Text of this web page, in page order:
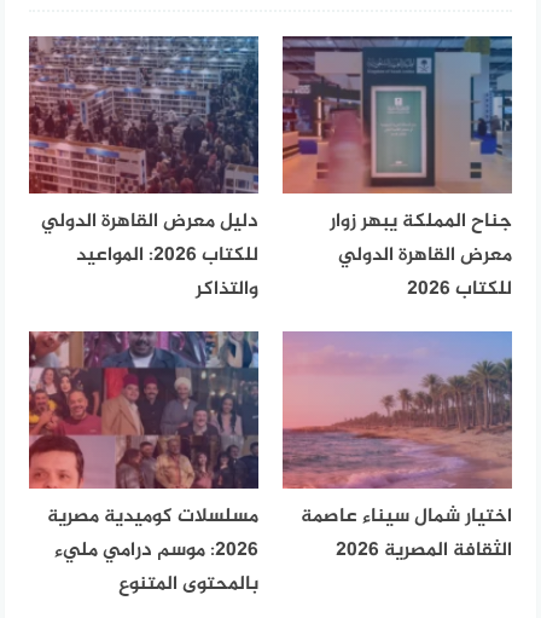
جناح المملكة يبهر زوار
معرض القاهرة الدولي
للكتاب 2026
دليل معرض القاهرة الدولي
للكتاب 2026: المواعيد
والتذاكر
اختيار شمال سيناء عاصمة
الثقافة المصرية 2026
مسلسلات كوميدية مصرية
2026: موسم درامي مليء
بالمحتوى المتنوع